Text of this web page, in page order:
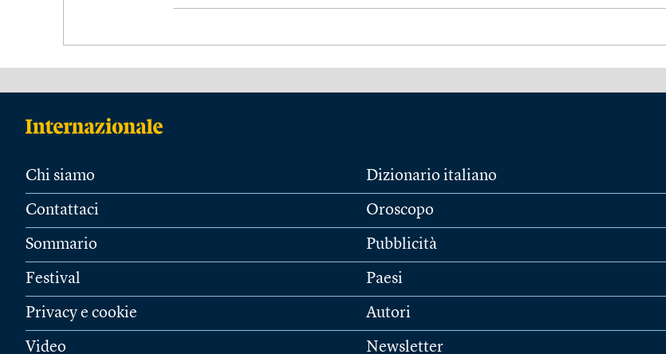
Chi siamo
Contattaci
Sommario
Festival
Privacy e cookie
Video
Dizionario italiano
Oroscopo
Pubblicità
Paesi
Autori
Newsletter